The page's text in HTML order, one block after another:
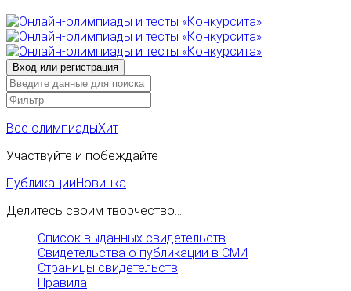
Все олимпиадыХит
Участвуйте и побеждайте
ПубликацииНовинка
Делитесь своим творчество...
Список выданных свидетельств
Свидетельства о публикации в СМИ
Страницы свидетельств
Правила